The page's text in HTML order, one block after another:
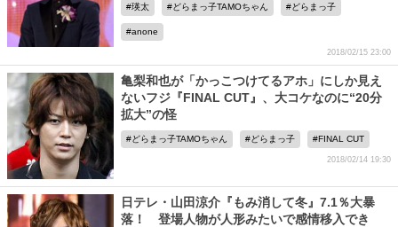
瑛太 どらまっ子TAMOちゃん どらまっ子
anone
2018/02/15 23:00
亀梨和也が「かっこつけてるアホ」にしか見え
ないフジ『FINAL CUT』、大コケなのに“20分
拡大”の怪
どらまっ子TAMOちゃん どらまっ子 FINAL CUT
2018/02/14 19:30
日テレ・山田涼介『もみ消して冬』7.1％大暴
落！ 登場人物が人形みたいで感情移入でき